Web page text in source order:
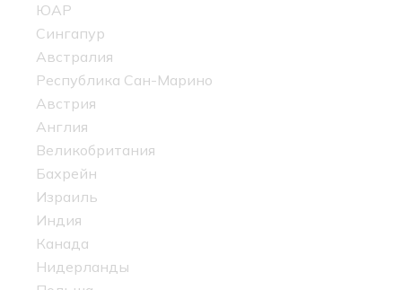
ЮАР
Сингапур
Австралия
Республика Сан-Марино
Австрия
Англия
Великобритания
Бахрейн
Израиль
Индия
Канада
Нидерланды